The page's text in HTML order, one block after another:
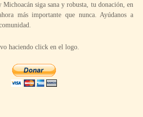
Michoacán siga sana y robusta, tu donación, en
más importante que nunca. Ayúdanos a
haciendo click en el logo.